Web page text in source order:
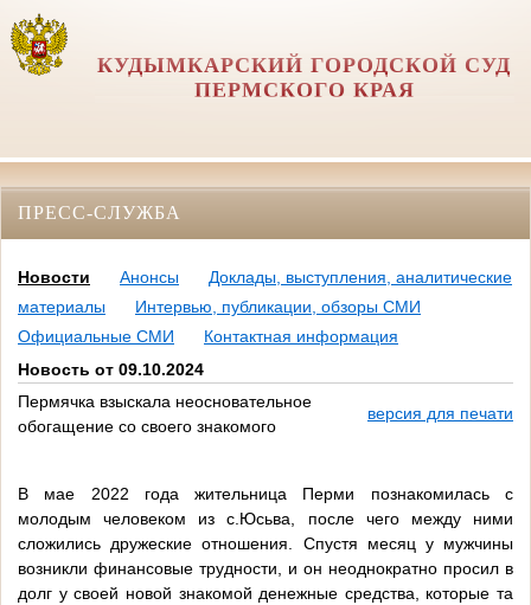
КУДЫМКАРСКИЙ ГОРОДСКОЙ СУД
ПЕРМСКОГО КРАЯ
ПРЕСС-СЛУЖБА
Новости Анонсы
Доклады, выступления, аналитические
материалы
Интервью, публикации, обзоры СМИ
Официальные СМИ
Контактная информация
Новость от 09.10.2024
Пермячка взыскала неосновательное
обогащение со своего знакомого
версия для печати
В мае 2022 года жительница Перми познакомилась с
молодым человеком из с.Юсьва, после чего между ними
сложились дружеские отношения. Спустя месяц у мужчины
возникли финансовые трудности, и он неоднократно просил в
долг у своей новой знакомой денежные средства, которые та